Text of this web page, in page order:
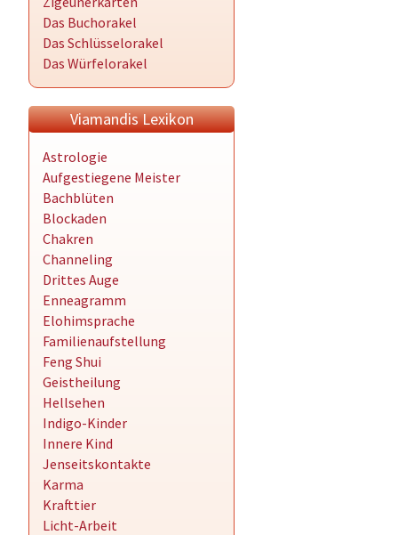
Das Buchorakel
Das Schlüsselorakel
Das Würfelorakel
Viamandis Lexikon
Astrologie
Aufgestiegene Meister
Bachblüten
Blockaden
Chakren
Channeling
Drittes Auge
Enneagramm
Elohimsprache
Familienaufstellung
Feng Shui
Geistheilung
Hellsehen
Indigo-Kinder
Innere Kind
Jenseitskontakte
Karma
Krafttier
Licht-Arbeit